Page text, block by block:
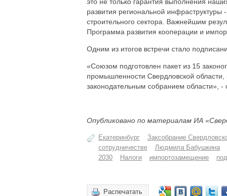
развития региональной инфраструктуры
строительного сектора. Важнейшим
Программа развития кооперации и
Одним из итогов встречи стало
«Союзом подготовлен пакет из 15
промышленности Свердловской
законодательным собранием области»,
Опубликовано по материалам ИА
Екатеринбург Заксобрание
сотрудничестве
Людмила Бабушкина
2030
Налоги импортозамещение
Распечатать